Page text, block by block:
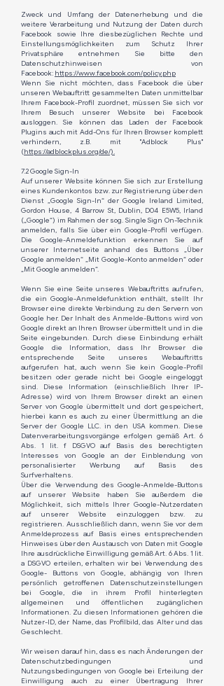
Zweck und Umfang der Datenerhebung und die
weitere Verarbeitung und Nutzung der Daten durch
Facebook sowie Ihre diesbezüglichen Rechte und
Einstellungsmöglichkeiten zum Schutz Ihrer
Privatsphäre entnehmen Sie bitte den
Datenschutzhinweisen von
Facebook: https://www.facebook.com/policy.php
Wenn Sie nicht möchten, dass Facebook die über
unseren Webauftritt gesammelten Daten unmittelbar
Ihrem Facebook-Profil zuordnet, müssen Sie sich vor
Ihrem Besuch unserer Website bei Facebook
ausloggen. Sie können das Laden der Facebook
Plugins auch mit Add-Ons für Ihren Browser komplett
verhindern, z.B. mit "Adblock Plus"
(https://adblockplus.org/de/).
7.2 Google Sign-In
Auf unserer Website können Sie sich zur Erstellung
eines Kundenkontos bzw. zur Registrierung über den
Dienst „Google Sign-In“ der Google Ireland Limited,
Gordon House, 4 Barrow St, Dublin, D04 E5W5, Irland
(„Google“) im Rahmen der sog. Single Sign On-Technik
anmelden, falls Sie über ein Google-Profil verfügen.
Die Google-Anmeldefunktion erkennen Sie auf
unserer Internetseite anhand des Buttons „Über
Google anmelden“ „Mit Google-Konto anmelden“ oder
„Mit Google anmelden“.
Wenn Sie eine Seite unseres Webauftritts aufrufen,
die ein Google-Anmeldefunktion enthält, stellt Ihr
Browser eine direkte Verbindung zu den Servern von
Google her. Der Inhalt des Anmelde-Buttons wird von
Google direkt an Ihren Browser übermittelt und in die
Seite eingebunden. Durch diese Einbindung erhält
Google die Information, dass Ihr Browser die
entsprechende Seite unseres Webauftritts
aufgerufen hat, auch wenn Sie kein Google-Profil
besitzen oder gerade nicht bei Google eingeloggt
sind. Diese Information (einschließlich Ihrer IP-
Adresse) wird von Ihrem Browser direkt an einen
Server von Google übermittelt und dort gespeichert,
hierbei kann es auch zu einer Übermittlung an die
Server der Google LLC. in den USA kommen. Diese
Datenverarbeitungsvorgänge erfolgen gemäß Art. 6
Abs. 1 lit. f DSGVO auf Basis des berechtigten
Interesses von Google an der Einblendung von
personalisierter Werbung auf Basis des
Surfverhaltens.​
Über die Verwendung des Google-Anmelde-Buttons
auf unserer Website haben Sie außerdem die
Möglichkeit, sich mittels Ihrer Google-Nutzerdaten
auf unserer Website einzuloggen bzw. zu
registrieren. Ausschließlich dann, wenn Sie vor dem
Anmeldeprozess auf Basis eines entsprechenden
Hinweises über den Austausch von Daten mit Google
Ihre ausdrückliche Einwilligung gemäß Art. 6 Abs. 1 lit.
a DSGVO erteilen, erhalten wir bei Verwendung des
Google- Buttons von Google, abhängig von Ihren
persönlich getroffenen Datenschutzeinstellungen
bei Google, die in ihrem Profil hinterlegten
allgemeinen und öffentlichen zugänglichen
Informationen. Zu diesen Informationen gehören die
Nutzer-ID, der Name, das Profilbild, das Alter und das
Geschlecht.​
Wir weisen darauf hin, dass es nach Änderungen der
Datenschutzbedingungen und
Nutzungsbedingungen von Google bei Erteilung der
Einwilligung auch zu einer Übertragung Ihrer